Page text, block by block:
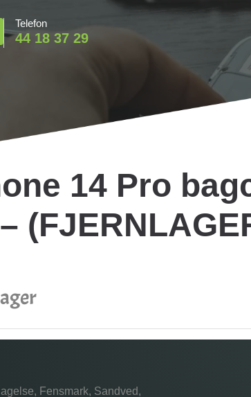
Telefon
44 18 37 29
14 Pro
Fensmark, Sandved,